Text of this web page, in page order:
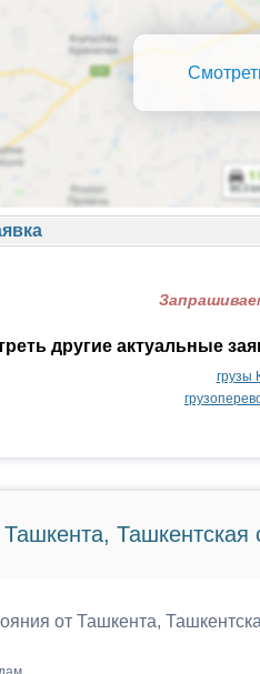
другие актуальные
грузы
Ташкентская
от Ташкента,